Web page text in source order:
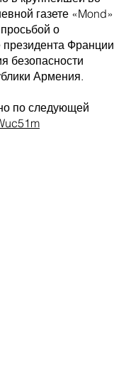
газете «Mond»
о
Франции
безопасности
Армения.
по следующей